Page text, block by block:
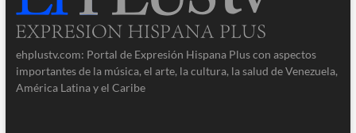
ehplustv.com: Portal de Expresión Hispana Plus con aspectos
importantes de la música, el arte, la cultura, la salud de Venezuela,
América Latina y el Caribe